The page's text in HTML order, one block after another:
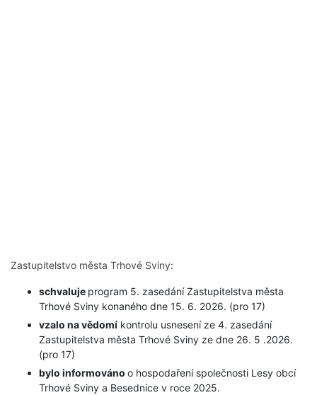
Zastupitelstvo města Trhové Sviny:
schvaluje program 5. zasedání Zastupitelstva města
Trhové Sviny konaného dne 15. 6. 2026. (pro 17)
vzalo na vědomí kontrolu usnesení ze 4. zasedání
Zastupitelstva města Trhové Sviny ze dne 26. 5 .2026.
(pro 17)
bylo informováno o hospodaření společnosti Lesy obcí
Trhové Sviny a Besednice v roce 2025.